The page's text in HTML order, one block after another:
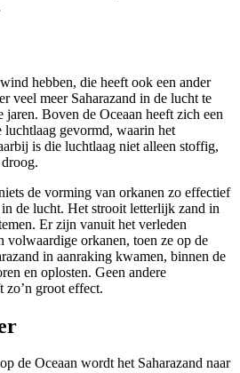
hebben, die heeft ook een ander
veel meer Saharazand in de lucht te
Boven de Oceaan heeft zich een
gevormd, waarin het
is die luchtlaag niet alleen stoffig,
de vorming van orkanen zo effectief
in de lucht. Het strooit letterlijk zand in
Er zijn vanuit het verleden
volwaardige orkanen, toen ze op de
in aanraking kwamen, binnen de
en oplosten. Geen andere
zo’n groot effect.
de Oceaan wordt het Saharazand naar